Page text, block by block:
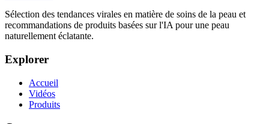
Sélection des tendances virales en matière de soins de la peau et
recommandations de produits basées sur l'IA pour une peau
naturellement éclatante.
Explorer
Accueil
Vidéos
Produits